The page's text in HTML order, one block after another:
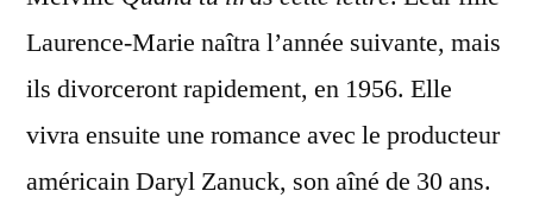
Laurence-Marie naîtra l’année suivante, mais
ils divorceront rapidement, en 1956. Elle
vivra ensuite une romance avec le producteur
américain Daryl Zanuck, son aîné de 30 ans.